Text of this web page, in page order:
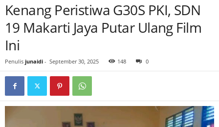
Kenang Peristiwa G30S PKI, SDN
19 Makarti Jaya Putar Ulang Film
Ini
Penulis junaidi - September 30, 2025 148 0